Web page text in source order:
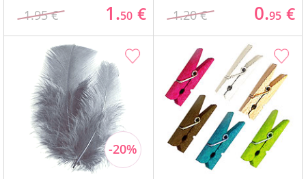
1.95 € 1.50 € 1.20 € 0.95 €